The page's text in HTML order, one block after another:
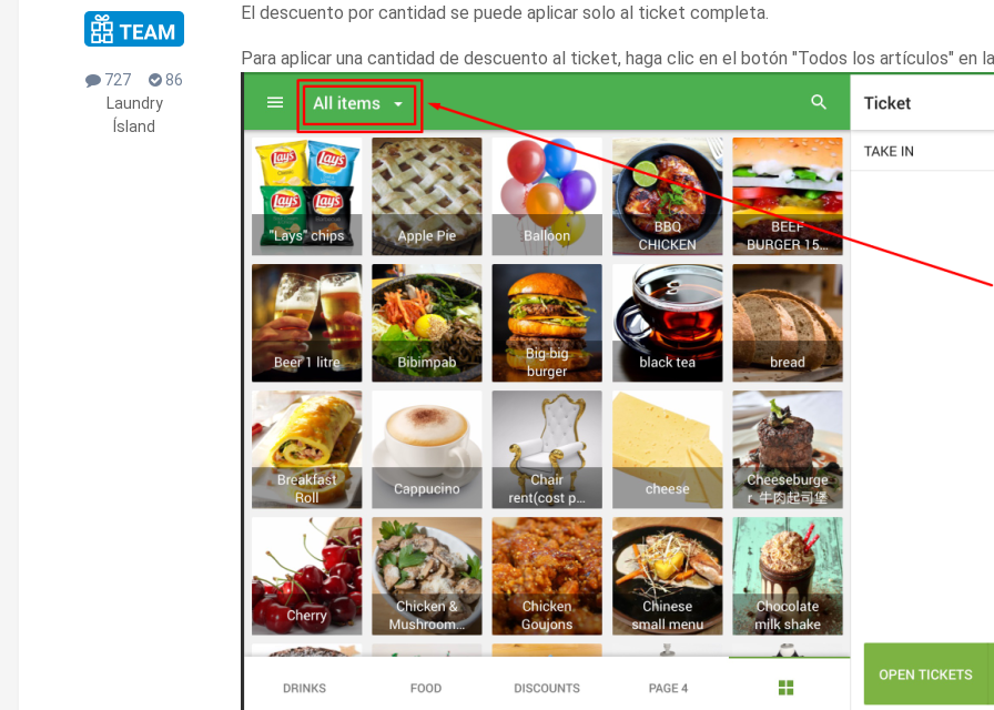
727
86
Laundry
Ísland
El descuento por cantidad se puede aplicar solo al ticket completa.
Para aplicar una cantidad de descuento al ticket, haga clic en el botón "Todos los artículos" en